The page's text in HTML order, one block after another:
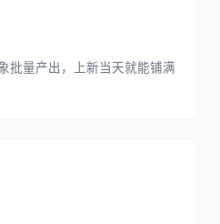
批量产出，上新当天就能铺满